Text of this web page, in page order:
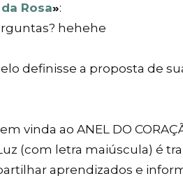
Rosa»:
hehehe
definisse a proposta de
vinda ao ANEL DO
(com letra maiúscula) é
aprendizados e